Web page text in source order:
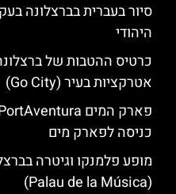
סיור בעברית בברצלונה
היהודי
כרטיס ההטבות של
אטרקציות בעיר (Go City)
כניסה לפארק מים
מופע פלמנקו וגיטרה
(Palau de la Música)